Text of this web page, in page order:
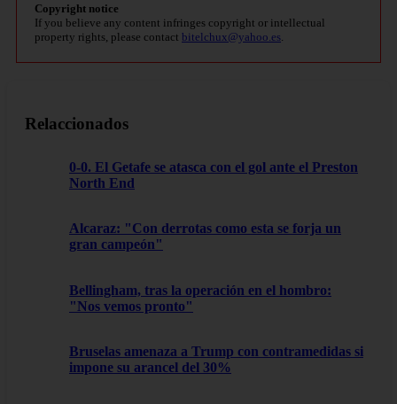
Copyright notice
If you believe any content infringes copyright or intellectual
property rights, please contact bitelchux@yahoo.es
Relaccionados
0-0. El Getafe se atasca con el gol ante el Preston
North End
Alcaraz: "Con derrotas como esta se forja un
gran campeón"
Bellingham, tras la operación en el hombro:
"Nos vemos pronto"
Bruselas amenaza a Trump con contramedidas si
impone su arancel del 30%